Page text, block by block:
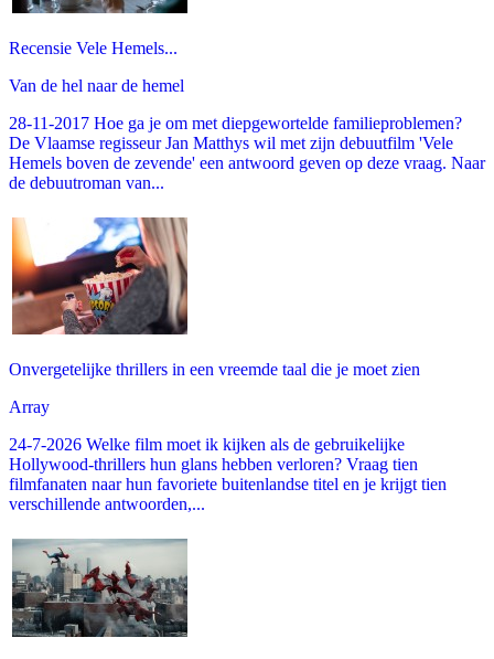
Recensie Vele Hemels...
Van de hel naar de hemel
28-11-2017 Hoe ga je om met diepgewortelde familieproblemen?
De Vlaamse regisseur Jan Matthys wil met zijn debuutfilm 'Vele
Hemels boven de zevende' een antwoord geven op deze vraag. Naar
de debuutroman van...
Onvergetelijke thrillers in een vreemde taal die je moet zien
Array
24-7-2026 Welke film moet ik kijken als de gebruikelijke
Hollywood-thrillers hun glans hebben verloren? Vraag tien
filmfanaten naar hun favoriete buitenlandse titel en je krijgt tien
verschillende antwoorden,...